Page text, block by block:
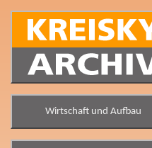
Wirtschaft und Aufbau